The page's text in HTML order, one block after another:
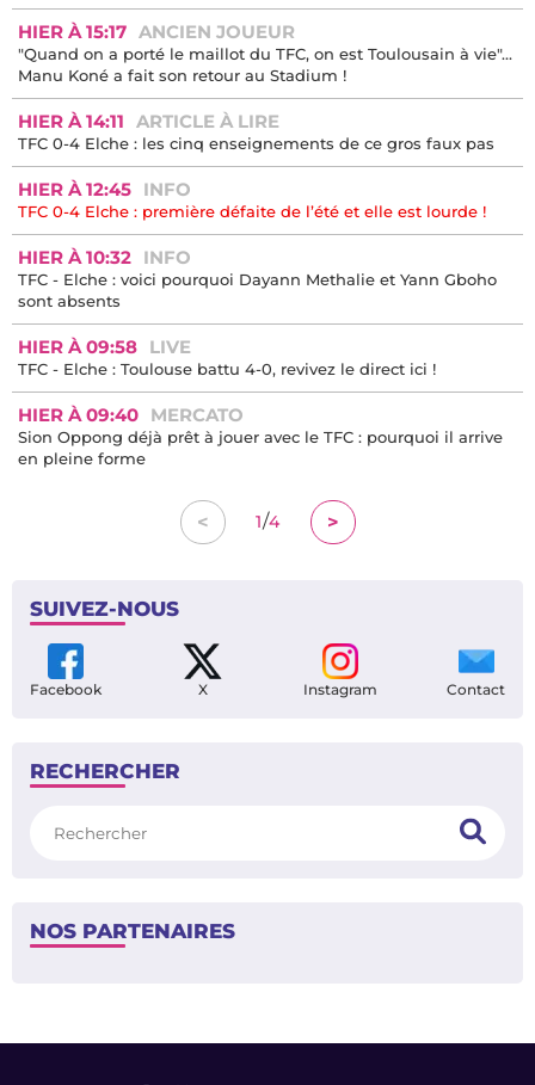
HIER À 15:17 ANCIEN JOUEUR
"Quand on a porté le maillot du TFC, on est Toulousain à vie"...
Manu Koné a fait son retour au Stadium !
HIER À 14:11 ARTICLE À LIRE
TFC 0-4 Elche : les cinq enseignements de ce gros faux pas
HIER À 12:45 INFO
TFC 0-4 Elche : première défaite de l’été et elle est lourde !
HIER À 10:32 INFO
TFC - Elche : voici pourquoi Dayann Methalie et Yann Gboho
sont absents
HIER À 09:58 LIVE
TFC - Elche : Toulouse battu 4-0, revivez le direct ici !
HIER À 09:40 MERCATO
Sion Oppong déjà prêt à jouer avec le TFC : pourquoi il arrive
en pleine forme
< 1/4 >
SUIVEZ-NOUS
Facebook X Instagram Contact
RECHERCHER
NOS PARTENAIRES